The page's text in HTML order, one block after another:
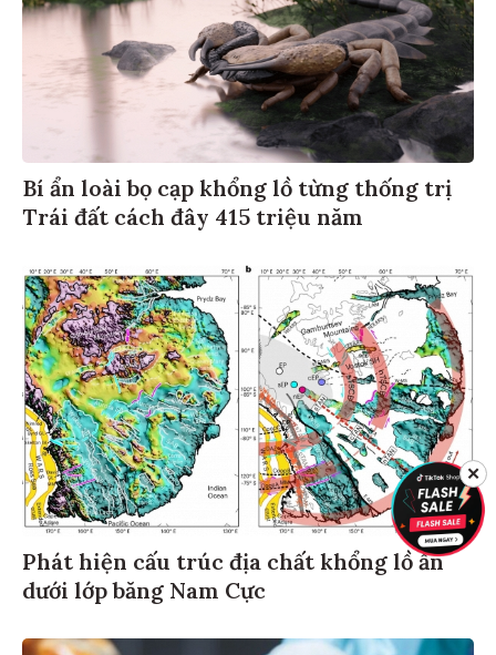
Bí ẩn loài bọ cạp khổng lồ từng thống trị
Trái đất cách đây 415 triệu năm
Phát hiện cấu trúc địa chất khổng lồ ẩn
dưới lớp băng Nam Cực
✕